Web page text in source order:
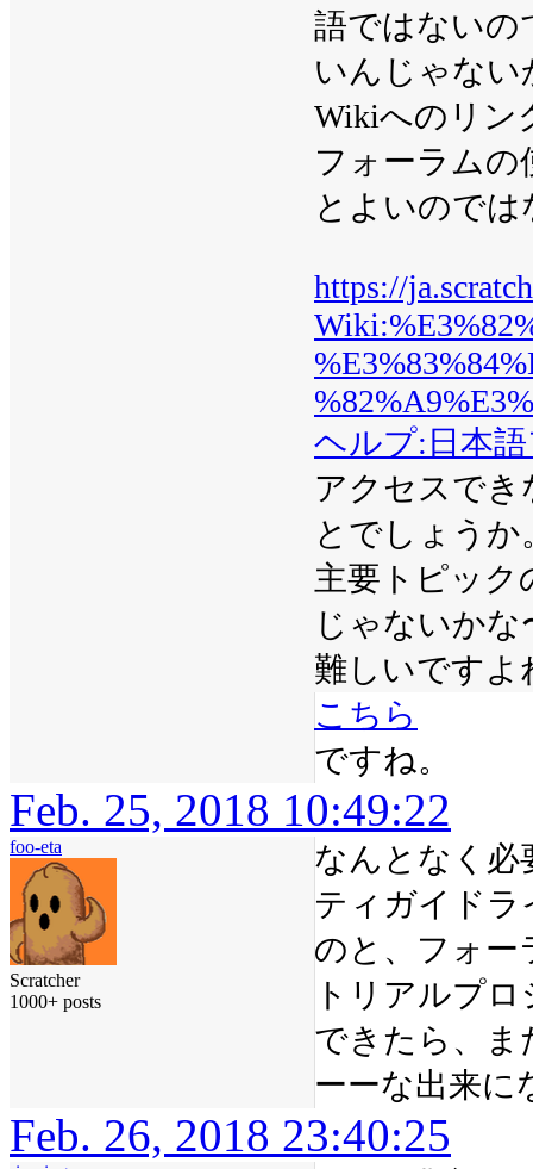
語ではないの
いんじゃない
Wikiへのリン
フォーラムの
とよいので
https://
ヘルプ:日本
アクセスで
とでしょうか
主要トピック
じゃないか
難しいですよ
こちら
ですね。
Feb. 25, 2018 10:49:22
foo-eta
Scratcher
1000+ posts
なんとなく必
ティガイド
のと、フォー
トリアルプ
できたら、ま
ーーな出来に
Feb. 26, 2018 23:40:25